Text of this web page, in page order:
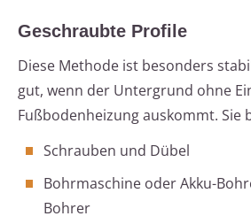
Geschraubte Profile
Diese Methode ist besonders
gut, wenn der Untergrund ohne
Fußbodenheizung auskommt. Sie
Schrauben und Dübel
Bohrmaschine oder Akku-
Bohrer